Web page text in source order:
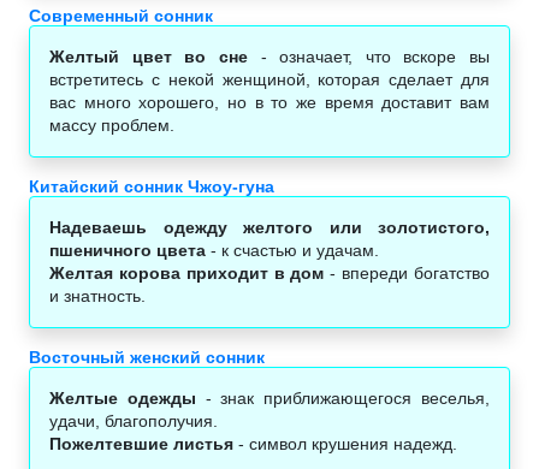
Современный сонник
Желтый цвет во сне- означает, что вскоре вы
встретитесь с некой женщиной, которая сделает для
вас много хорошего, но в то же время доставит вам
массу проблем.
Китайский сонник Чжоу-гуна
Надеваешь одежду желтого или золотистого,
пшеничного цвета - к счастью и удачам.
Желтая корова приходит в дом - впереди богатство
и знатность.
Восточный женский сонник
Желтые одежды - знак приближающегося веселья,
удачи, благополучия.
Пожелтевшие листья - символ крушения надежд.